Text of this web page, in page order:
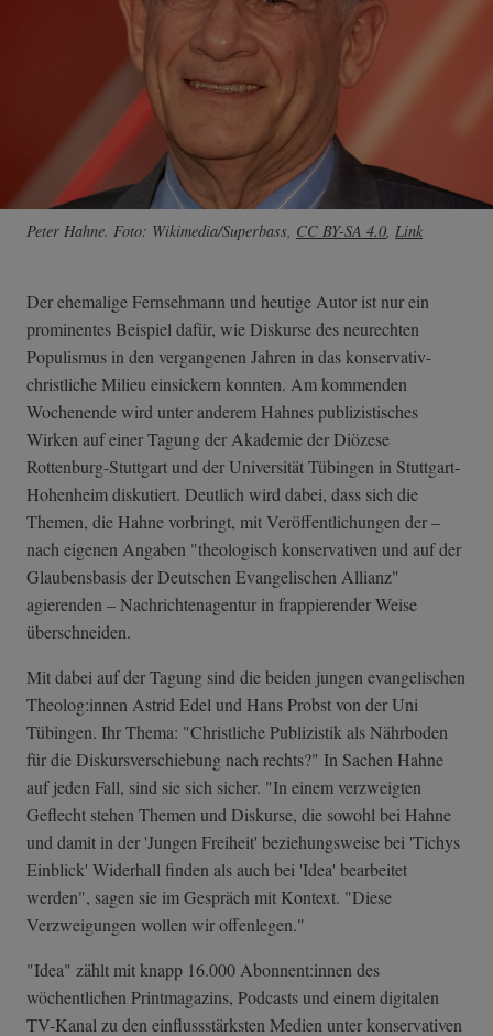
Peter Hahne. Foto: Wikimedia/Superbass, CC BY-SA 4.0, Link
Der ehemalige Fernsehmann und heutige Autor ist nur ein
prominentes Beispiel dafür, wie Diskurse des neurechten
Populismus in den vergangenen Jahren in das konservativ-
christliche Milieu einsickern konnten. Am kommenden
Wochenende wird unter anderem Hahnes publizistisches
Wirken auf einer Tagung der Akademie der Diözese
Rottenburg-Stuttgart und der Universität Tübingen in Stuttgart-
Hohenheim diskutiert. Deutlich wird dabei, dass sich die
Themen, die Hahne vorbringt, mit Veröffentlichungen der –
nach eigenen Angaben "theologisch konservativen und auf der
Glaubensbasis der Deutschen Evangelischen Allianz"
agierenden – Nachrichtenagentur in frappierender Weise
überschneiden.
Mit dabei auf der Tagung sind die beiden jungen evangelischen
Theolog:innen Astrid Edel und Hans Probst von der Uni
Tübingen. Ihr Thema: "Christliche Publizistik als Nährboden
für die Diskursverschiebung nach rechts?" In Sachen Hahne
auf jeden Fall, sind sie sich sicher. "In einem verzweigten
Geflecht stehen Themen und Diskurse, die sowohl bei Hahne
und damit in der 'Jungen Freiheit' beziehungsweise bei 'Tichys
Einblick' Widerhall finden als auch bei 'Idea' bearbeitet
werden", sagen sie im Gespräch mit Kontext. "Diese
Verzweigungen wollen wir offenlegen."
"Idea" zählt mit knapp 16.000 Abonnent:innen des
wöchentlichen Printmagazins, Podcasts und einem digitalen
TV-Kanal zu den einflussstärksten Medien unter konservativen